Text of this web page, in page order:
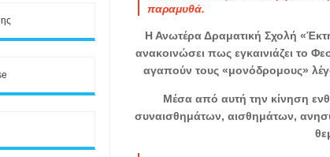
παραμυθά.
Η Ανωτέρα Δραματική Σχολή
ανακοινώσει πως εγκαινιάζει το
αγαπούν τους «μονόδρομους»
Μέσα από αυτή την κίνηση
συναισθημάτων, αισθημάτων,